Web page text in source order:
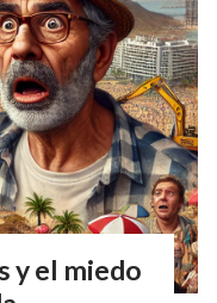
y el miedo